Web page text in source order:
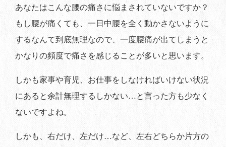
あなたはこんな腰の痛さに悩まされていないですか？
もし腰が痛くても、一日中腰を全く動かさないように
するなんて到底無理なので、一度腰痛が出てしまうと
かなりの頻度で痛さを感じることが多いと思います。
しかも家事や育児、お仕事をしなければいけない状況
にあると余計無理するしかない…と言った方も少なく
ないですよね。
しかも、右だけ、左だけ…など、左右どちらか片方の